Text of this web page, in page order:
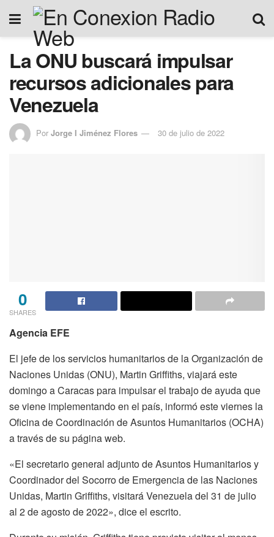
La ONU buscará impulsar
recursos adicionales para
Venezuela
Por Jorge I Jiménez Flores 30 de julio de 2022
0
SHARES
Agencia EFE
El jefe de los servicios humanitarios de la Organización de
Naciones Unidas (ONU), Martin Griffiths, viajará este
domingo a Caracas para impulsar el trabajo de ayuda que
se viene implementando en el país, informó este viernes la
Oficina de Coordinación de Asuntos Humanitarios (OCHA)
a través de su página web.
«El secretario general adjunto de Asuntos Humanitarios y
Coordinador del Socorro de Emergencia de las Naciones
Unidas, Martin Griffiths, visitará Venezuela del 31 de julio
al 2 de agosto de 2022», dice el escrito.